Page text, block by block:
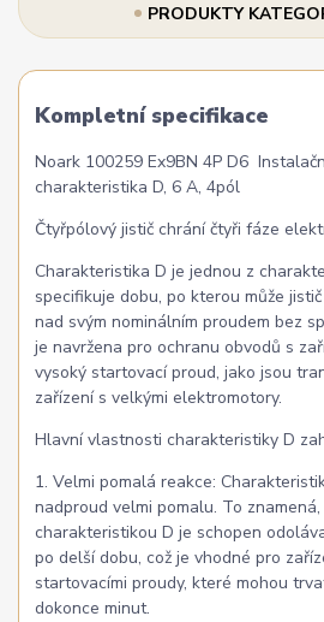
PRODUKTY
Kompletní specifikace
Noark 100259 Ex9BN 4P D6
charakteristika D, 6 A, 4pól
Čtyřpólový jistič chrání čtyři fáze
Charakteristika D je jednou z
specifikuje dobu, po kterou může
nad svým nominálním proudem bez
je navržena pro ochranu obvodů s
vysoký startovací proud, jako jsou
zařízení s velkými elektromotory.
Hlavní vlastnosti charakteristiky D
1. Velmi pomalá reakce:
nadproud velmi pomalu. To znamená,
charakteristikou D je schopen
po delší dobu, což je vhodné pro
startovacími proudy, které mohou
dokonce minut.